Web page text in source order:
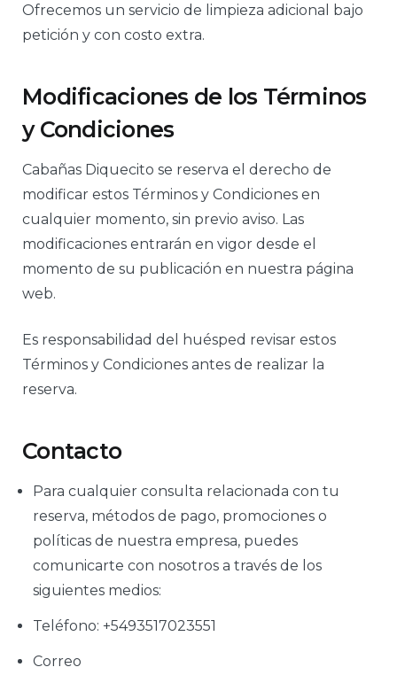
Ofrecemos un servicio de limpieza adicional bajo
petición y con costo extra.
Modificaciones de los Términos
y Condiciones
Cabañas Diquecito se reserva el derecho de
modificar estos Términos y Condiciones en
cualquier momento, sin previo aviso. Las
modificaciones entrarán en vigor desde el
momento de su publicación en nuestra página
web.
Es responsabilidad del huésped revisar estos
Términos y Condiciones antes de realizar la
reserva.
Contacto
Para cualquier consulta relacionada con tu
reserva, métodos de pago, promociones o
políticas de nuestra empresa, puedes
comunicarte con nosotros a través de los
siguientes medios:
Teléfono: +5493517023551
Correo